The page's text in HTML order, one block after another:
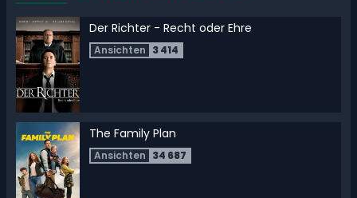
Der Richter - Recht oder Ehre
Ansichten 3 414
The Family Plan
Ansichten 34 687